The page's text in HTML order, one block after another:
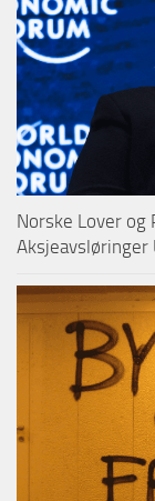
Norske Lover og
Aksjeavsløringer